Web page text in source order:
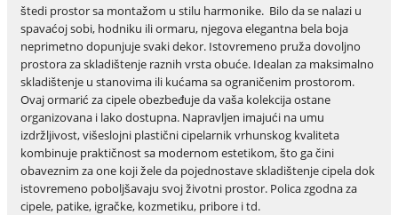
štedi prostor sa montažom u stilu harmonike. Bilo da se nalazi u
spavaćoj sobi, hodniku ili ormaru, njegova elegantna bela boja
neprimetno dopunjuje svaki dekor. Istovremeno pruža dovoljno
prostora za skladištenje raznih vrsta obuće. Idealan za maksimalno
skladištenje u stanovima ili kućama sa ograničenim prostorom.
Ovaj ormarić za cipele obezbeđuje da vaša kolekcija ostane
organizovana i lako dostupna. Napravljen imajući na umu
izdržljivost, višeslojni plastični cipelarnik vrhunskog kvaliteta
kombinuje praktičnost sa modernom estetikom, što ga čini
obaveznim za one koji žele da pojednostave skladištenje cipela dok
istovremeno poboljšavaju svoj životni prostor. Polica zgodna za
cipele, patike, igračke, kozmetiku, pribore i td.